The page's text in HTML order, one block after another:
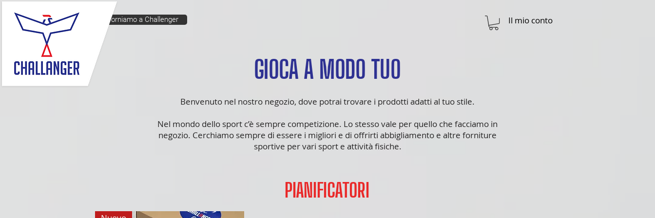
Torniamo a Challenger Il mio conto
GIOCA A MODO TUO
Benvenuto nel nostro negozio, dove potrai trovare i prodotti adatti al tuo stile.
Nel mondo dello sport c’è sempre competizione. Lo stesso vale per quello che facciamo in
negozio. Cerchiamo sempre di essere i migliori e di offrirti abbigliamento e altre forniture
sportive per vari sport e attività fisiche.
PIANIFICATORI